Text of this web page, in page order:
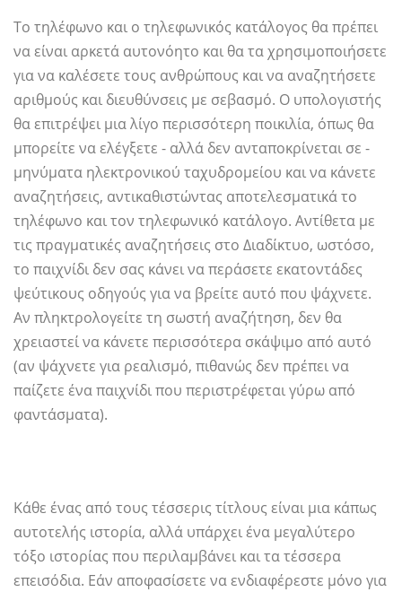
Το τηλέφωνο και ο τηλεφωνικός κατάλογος θα πρέπει
να είναι αρκετά αυτονόητο και θα τα χρησιμοποιήσετε
για να καλέσετε τους ανθρώπους και να αναζητήσετε
αριθμούς και διευθύνσεις με σεβασμό. Ο υπολογιστής
θα επιτρέψει μια λίγο περισσότερη ποικιλία, όπως θα
μπορείτε να ελέγξετε - αλλά δεν ανταποκρίνεται σε -
μηνύματα ηλεκτρονικού ταχυδρομείου και να κάνετε
αναζητήσεις, αντικαθιστώντας αποτελεσματικά το
τηλέφωνο και τον τηλεφωνικό κατάλογο. Αντίθετα με
τις πραγματικές αναζητήσεις στο Διαδίκτυο, ωστόσο,
το παιχνίδι δεν σας κάνει να περάσετε εκατοντάδες
ψεύτικους οδηγούς για να βρείτε αυτό που ψάχνετε.
Αν πληκτρολογείτε τη σωστή αναζήτηση, δεν θα
χρειαστεί να κάνετε περισσότερα σκάψιμο από αυτό
(αν ψάχνετε για ρεαλισμό, πιθανώς δεν πρέπει να
παίζετε ένα παιχνίδι που περιστρέφεται γύρω από
φαντάσματα).
Κάθε ένας από τους τέσσερις τίτλους είναι μια κάπως
αυτοτελής ιστορία, αλλά υπάρχει ένα μεγαλύτερο
τόξο ιστορίας που περιλαμβάνει και τα τέσσερα
επεισόδια. Εάν αποφασίσετε να ενδιαφέρεστε μόνο για